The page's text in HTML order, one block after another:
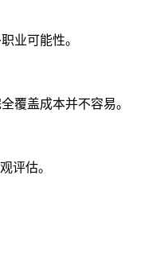
业可能性。
覆盖成本并不容易。
评估。